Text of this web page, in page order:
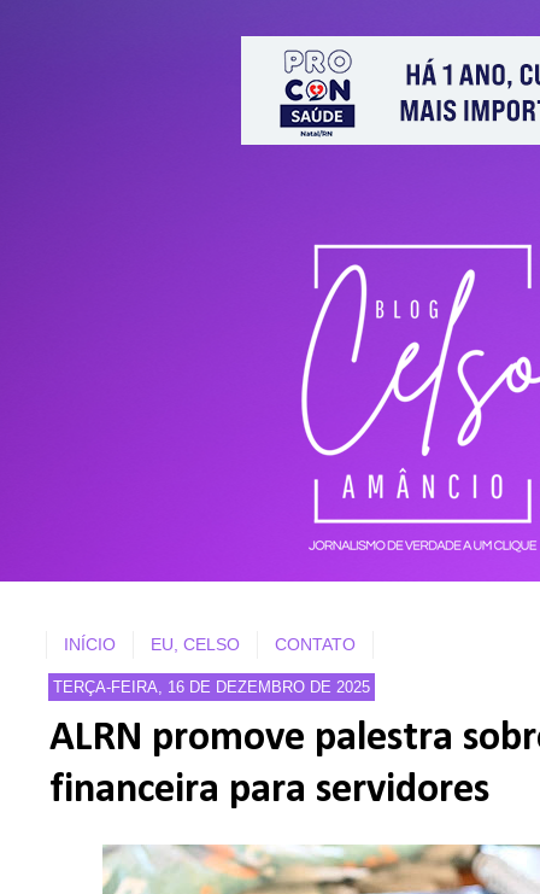
INÍCIO EU, CELSO CONTATO
TERÇA-FEIRA, 16 DE DEZEMBRO DE 2025
ALRN promove palestra
financeira para servidores